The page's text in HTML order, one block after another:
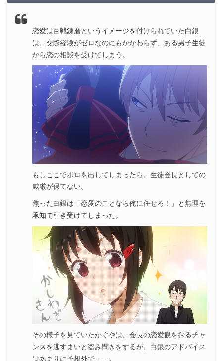
3.
恋愛は百戦錬磨というイメージを付けられていた白銀
は、交際経験がゼロなのにもかかわらず、ある男子生徒
から恋の相談を受けてしまう。
もしここでボロを出してしまったら、生徒会長としての
威厳が保てない。
焦った白銀は「恋愛のことなら俺に任せろ！」と無理を
承知で引き受けてしまった。
その様子を見ていたかぐやは、会長の恋愛観を探るチャ
ンスを逃すまいと盗み聞きをするが、白銀のアドバイス
はあまりに予想外で……。